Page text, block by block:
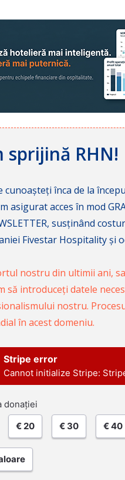
sprijină RHN!
cunoașteți înca de la
asigurat acces în mod
susținând
Fivestar Hospitality și
nostru din ultimii ani,
să introduceți datele
nostru.
în acest domeniu.
Stripe error
Cannot initialize Stripe:
donației
€ 20 € 30 € 40